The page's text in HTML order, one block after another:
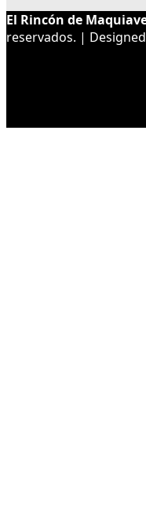
El Rincón de
reservados. |